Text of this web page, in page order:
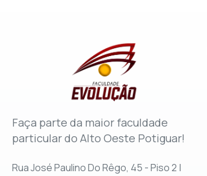
Faça parte da maior faculdade
particular do Alto Oeste Potiguar!
Rua José Paulino Do Rêgo, 45 - Piso 2 |